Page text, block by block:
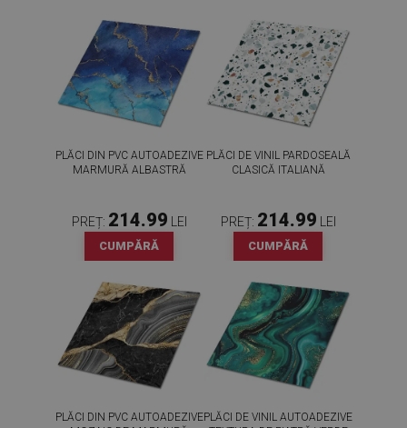
PLĂCI DIN PVC AUTOADEZIVE
MARMURĂ ALBASTRĂ
PREȚ: 214.99 LEI
CUMPĂRĂ
PLĂCI DE VINIL PARDOSEALĂ
CLASICĂ ITALIANĂ
PREȚ: 214.99 LEI
CUMPĂRĂ
PLĂCI DIN PVC AUTOADEZIVEPLĂCI DE VINIL AUTOADEZIVE